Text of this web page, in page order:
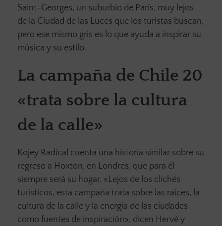
Saint-Georges, un suburbio de París, muy lejos
de la Ciudad de las Luces que los turistas buscan,
pero ese mismo gris es lo que ayuda a inspirar su
música y su estilo.
La campaña de Chile 20
«trata sobre la cultura
de la calle»
Kojey Radical cuenta una historia similar sobre su
regreso a Hoxton, en Londres, que para él
siempre será su hogar. «Lejos de los clichés
turísticos, esta campaña trata sobre las raíces, la
cultura de la calle y la energía de las ciudades
como fuentes de inspiración», dicen Hervé y